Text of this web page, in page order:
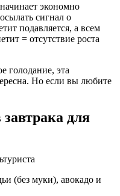
экономно
сигнал о
подавляется, а всем
= отсутствие роста
голодание, эта
Но если вы любите
для
(без муки), авокадо и